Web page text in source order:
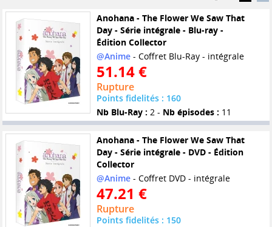
Anohana - The Flower We Saw That
Day - Série intégrale - Blu-ray -
Édition Collector
@Anime- Coffret Blu-Ray - intégrale
51.14 €
Rupture
Points fidelités : 160
Nb Blu-Ray : 2 - Nb épisodes : 11
Anohana - The Flower We Saw That
Day - Série intégrale - DVD - Édition
Collector
@Anime- Coffret DVD - intégrale
47.21 €
Rupture
Points fidelités : 150